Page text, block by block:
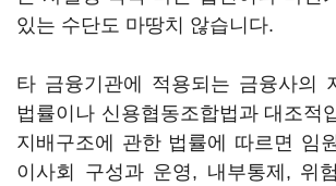
있는 수단도 마땅치 않습니다.
타 금융기관에 적용되는 금융사의
법률이나 신용협동조합법과 대조적
지배구조에 관한 법률에 따르면 임
이사회 구성과 운영, 내부통제, 위